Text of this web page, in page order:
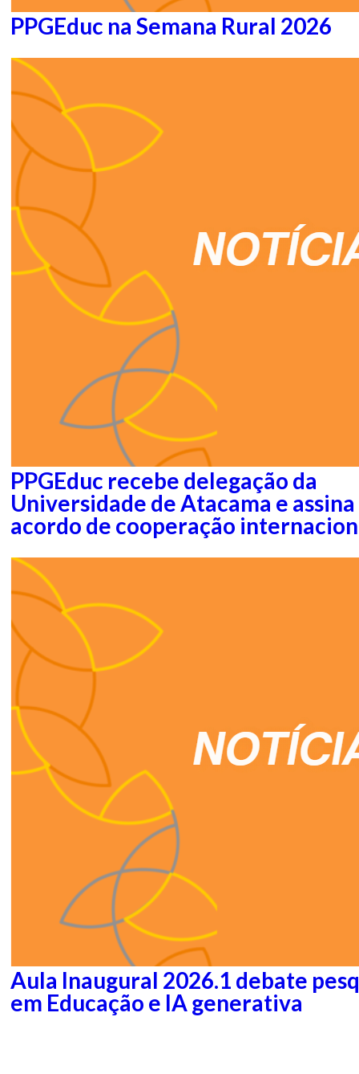
PPGEduc na Semana Rural 2026
PPGEduc recebe delegação da
Universidade de Atacama e assina
acordo de cooperação
Aula Inaugural 2026.1 debate
em Educação e IA generativa